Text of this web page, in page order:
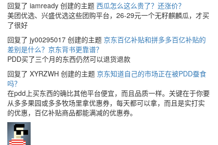
回复了 iamready 创建的主题 西瓜怎么这么贵了？还涨价？
美团优选、兴盛优选这些团购平台，26-29元一个无籽麒麟瓜，才买
了很好
回复了 jy00295017 创建的主题 京东百亿补贴和拼多多百亿补贴的
差别是什么？京东背书更靠谱？
PDD买了三个月的东西仍然可以退货退款
回复了 XYRZWH 创建的主题 京东知道自己的市场正在被PDD蚕食
吗？
在pdd上买东西的确比其他平台便宜，而且品质一样。关键在于你要
从多多果园或多多牧场里拿优惠券，每天都可以拿，而且是实打实
的优惠，百亿补贴商品都能满减的优惠券。